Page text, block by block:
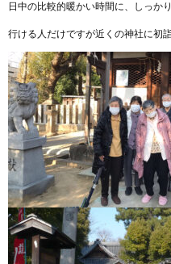
日中の比較的暖かい時間に、しっか
行ける人だけですが近くの神社に初